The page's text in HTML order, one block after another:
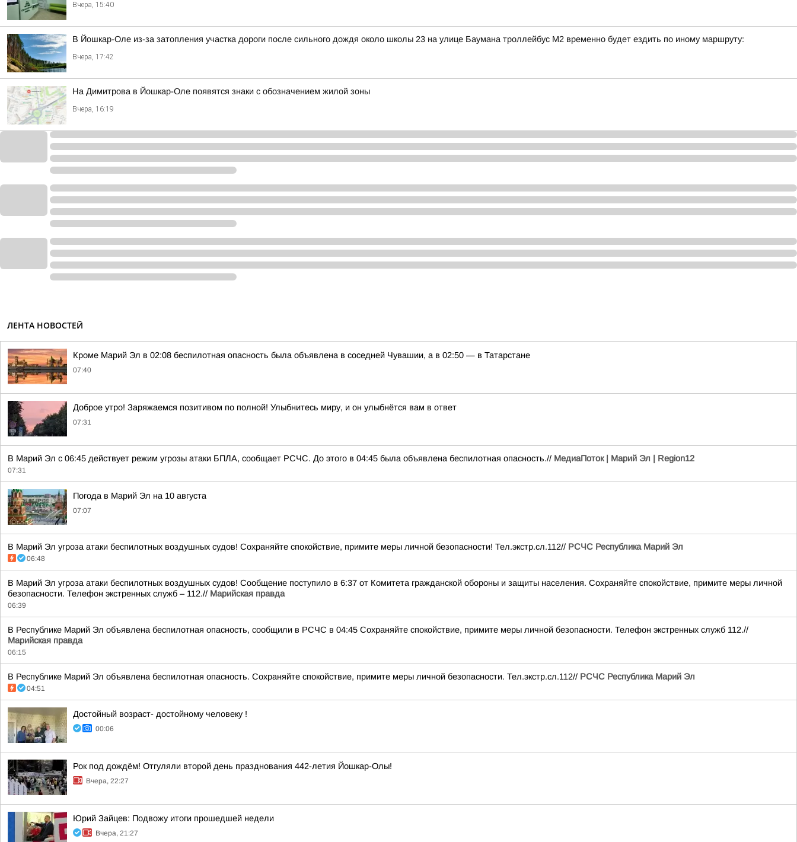
Вчера, 15:40
В Йошкар-Оле из-за затопления участка дороги после сильного дождя около школы 23 на улице Баумана троллейбус М2 временно будет ездить по иному маршруту:
Вчера, 17:42
На Димитрова в Йошкар-Оле появятся знаки с обозначением жилой зоны
Вчера, 16:19
ЛЕНТА НОВОСТЕЙ
Кроме Марий Эл в 02:08 беспилотная опасность была объявлена в соседней Чувашии, а в 02:50 — в Татарстане
07:40
Доброе утро! Заряжаемся позитивом по полной! Улыбнитесь миру, и он улыбнётся вам в ответ
07:31
В Марий Эл с 06:45 действует режим угрозы атаки БПЛА, сообщает РСЧС. До этого в 04:45 была объявлена беспилотная опасность.// МедиаПоток | Марий Эл | Region12
07:31
Погода в Марий Эл на 10 августа
07:07
В Марий Эл угроза атаки беспилотных воздушных судов! Сохраняйте спокойствие, примите меры личной безопасности! Тел.экстр.сл.112// РСЧС Республика Марий Эл
06:48
В Марий Эл угроза атаки беспилотных воздушных судов! Сообщение поступило в 6:37 от Комитета гражданской обороны и защиты населения. Сохраняйте спокойствие, примите меры личной
безопасности. Телефон экстренных служб – 112.// Марийская правда
06:39
В Республике Марий Эл объявлена беспилотная опасность, сообщили в РСЧС в 04:45 Сохраняйте спокойствие, примите меры личной безопасности. Телефон экстренных служб 112.//
Марийская правда
06:15
В Республике Марий Эл объявлена беспилотная опасность. Сохраняйте спокойствие, примите меры личной безопасности. Тел.экстр.сл.112// РСЧС Республика Марий Эл
04:51
Достойный возраст- достойному человеку !
00:06
Рок под дождём! Отгуляли второй день празднования 442-летия Йошкар-Олы!
Вчера, 22:27
Юрий Зайцев: Подвожу итоги прошедшей недели
Вчера, 21:27